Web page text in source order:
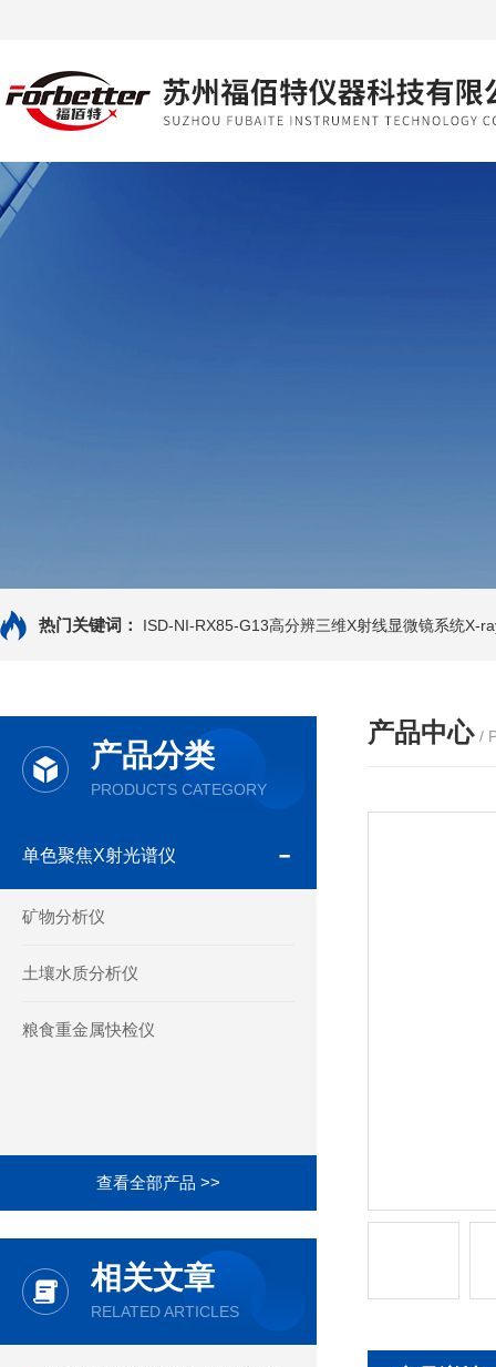
热门关键词： ISD-NI-RX85-G13高分辨三维X射线显微镜系统X-
产品分类
PRODUCTS CATEGORY
单色聚焦X射光谱仪
矿物分析仪
土壤水质分析仪
粮食重金属快检仪
查看全部产品 >>
相关文章
RELATED ARTICLES
产品中心 /